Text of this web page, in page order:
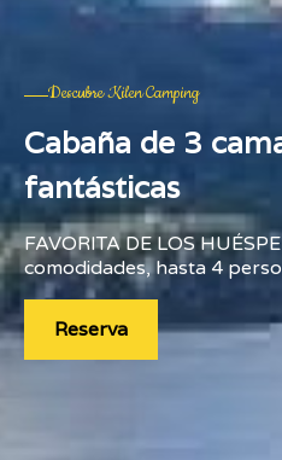
Descubre Kilen Camping
Cabaña de 3
fantásticas
FAVORITA DE LOS
comodidades, hasta 4
Reserva